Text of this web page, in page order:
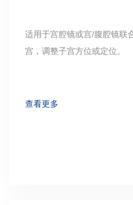
适用于宫腔镜或宫/腹腔镜联
宫，调整子宫方位或定位。
查看更多